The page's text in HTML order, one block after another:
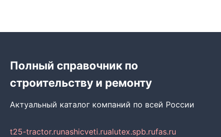
Полный справочник по
строительству и ремонту
Актуальный каталог компаний по всей России
t25-tractor.runashicveti.rualutex.spb.rufas.ru